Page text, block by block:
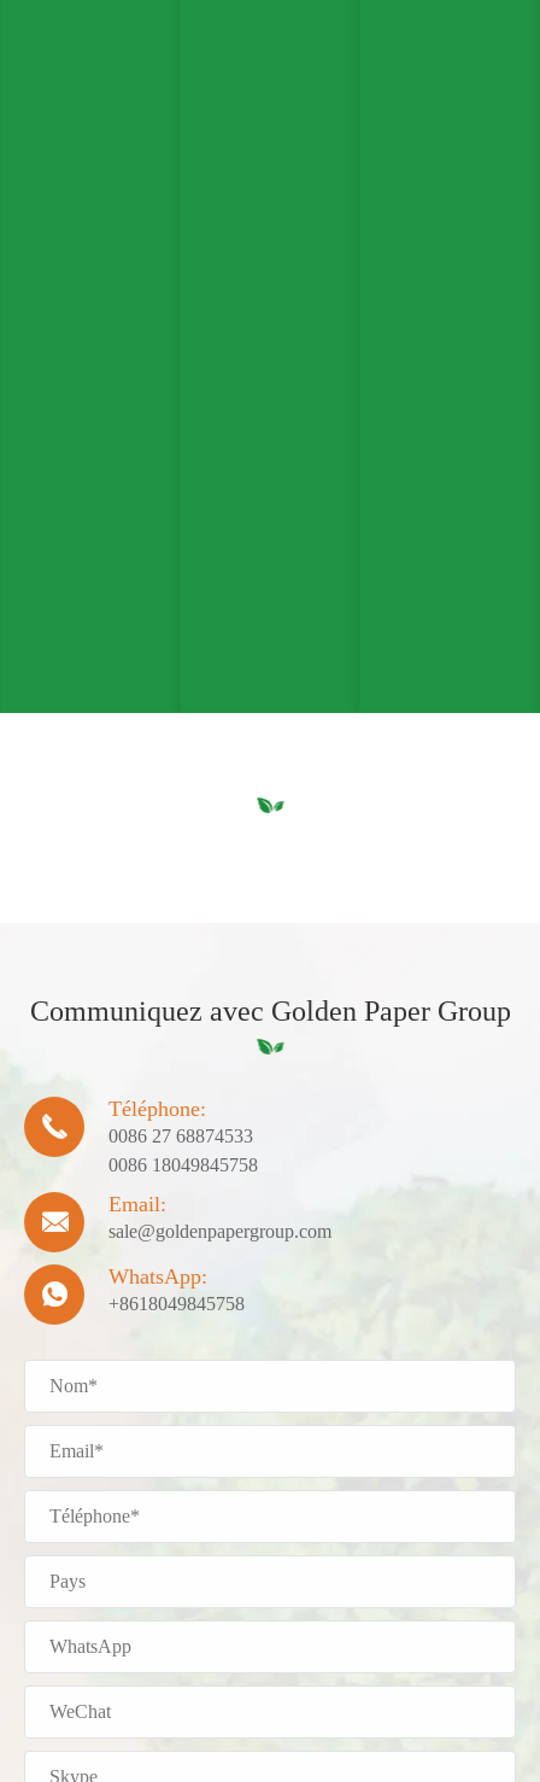
Communiquez avec Golden Paper Group

Téléphone:
0086 27 68874533
0086 18049845758

Email:
sale@goldenpapergroup.com

WhatsApp:
+8618049845758